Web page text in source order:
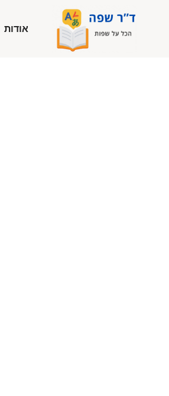
אודות